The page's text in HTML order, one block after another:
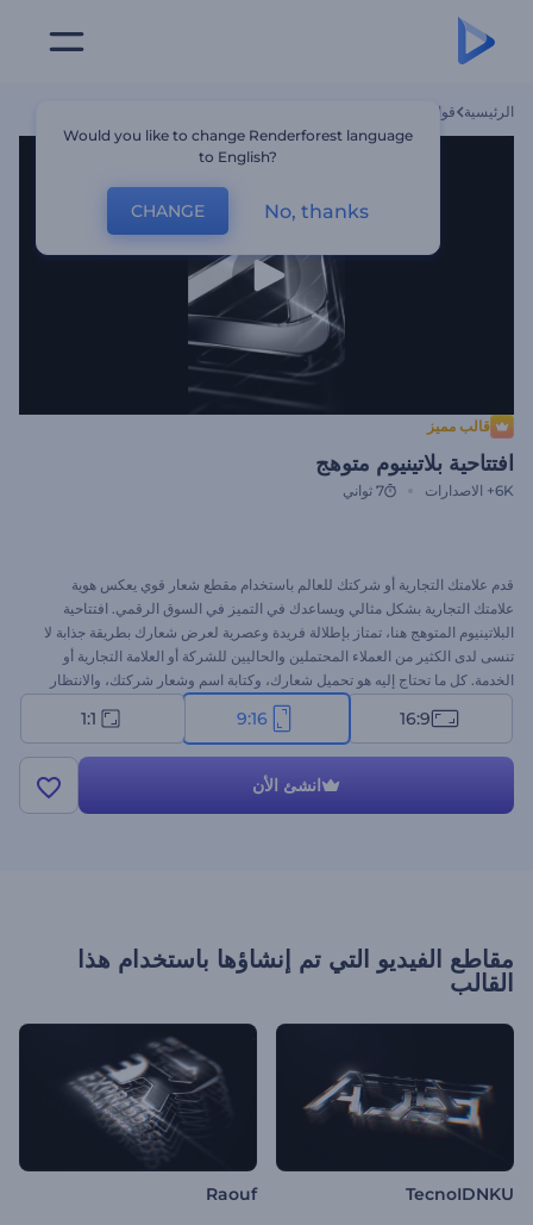
الرئيسية قوالب
قالب مميز
افتتاحية بلاتينيوم متوهج
6K+ الاصدارات 7 ثواني
قدم علامتك التجارية أو شركتك للعالم باستخدام مقطع شعار قوي يعكس هوية
علامتك التجارية بشكل مثالي ويساعدك في التميز في السوق الرقمي. افتتاحية
البلاتينيوم المتوهج هنا، تمتاز بإطلالة فريدة وعصرية لعرض شعارك بطريقة جذابة لا
تنسى لدى الكثير من العملاء المحتملين والحاليين للشركة أو العلامة التجارية أو
الخدمة. كل ما تحتاج إليه هو تحميل شعارك، وكتابة اسم وشعار شركتك، والانتظار
دقائق للحصول على افتتاحية فيديو متحركة احترافية. مناسب بشكل مثالي للعروض
الترويجية للمنتجات أو الخدمات، ومقاطع فيديو الشركات، والعروض التقديمية
16:9
9:16
1:1
انشئ الأن
مقاطع الفيديو التي تم إنشاؤها باستخدام هذا
القالب
TecnoIDNKU
Raouf
Would you like to change Renderforest language
to English?
CHANGE No, thanks